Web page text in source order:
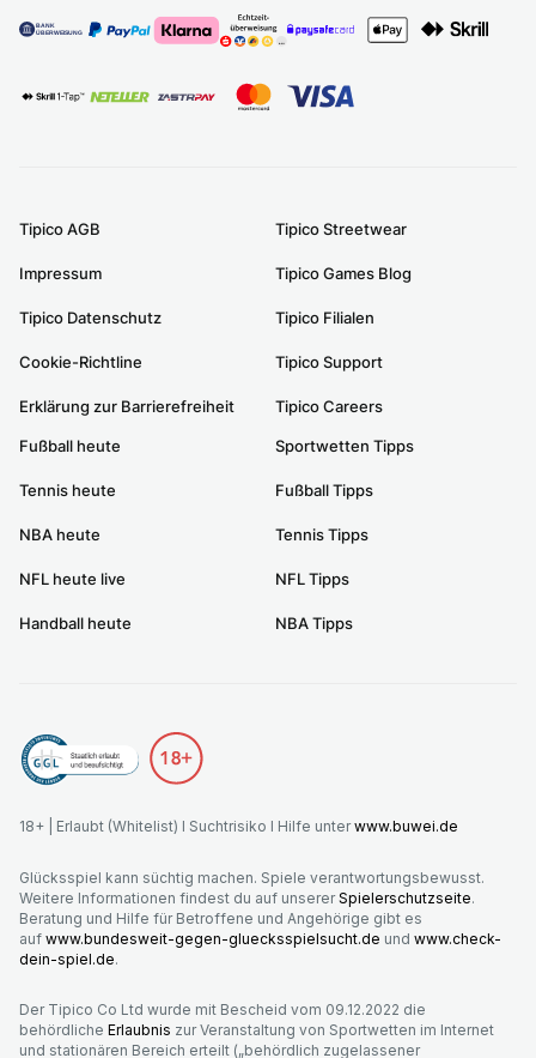
Tipico AGB
Impressum
Tipico Datenschutz
Cookie-Richtline
Erklärung zur Barrierefreiheit
Tipico Streetwear
Tipico Games Blog
Tipico Filialen
Tipico Support
Tipico Careers
Fußball heute
Tennis heute
NBA heute
NFL heute live
Handball heute
Sportwetten Tipps
Fußball Tipps
Tennis Tipps
NFL Tipps
NBA Tipps
18+ | Erlaubt (Whitelist) I Suchtrisiko I Hilfe unterwww.buwei.de
Glücksspiel kann süchtig machen. Spiele verantwortungsbewusst.
Weitere Informationen findest du auf unsererSpielerschutzseite.
Beratung und Hilfe für Betroffene und Angehörige gibt es
auf www.bundesweit-gegen-gluecksspielsucht.de und www.check-
dein-spiel.de.
Der Tipico Co Ltd wurde mit Bescheid vom 09.12.2022 die
behördliche Erlaubnis zur Veranstaltung von Sportwetten im Internet
und stationären Bereich erteilt („behördlich zugelassener